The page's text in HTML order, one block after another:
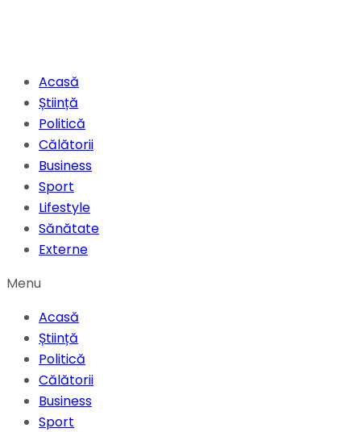
Acasă
Știință
Politică
Călătorii
Business
Sport
Lifestyle
Sănătate
Externe
Menu
Acasă
Știință
Politică
Călătorii
Business
Sport